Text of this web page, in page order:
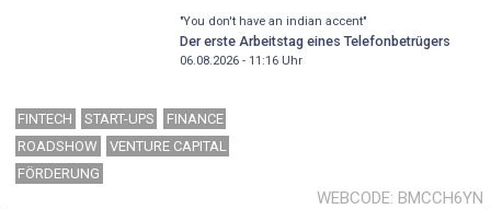
"You don't have an indian accent"
Der erste Arbeitstag eines Telefonbetrügers
06.08.2026 - 11:16Uhr
FINTECH START-UPS
FINANCE
ROADSHOW
VENTURE CAPITAL
FÖRDERUNG
WEBCODE BMCCH6YN